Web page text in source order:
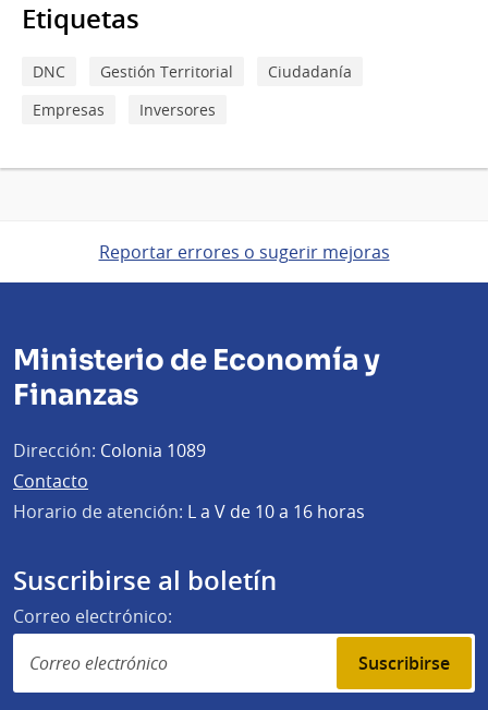
Etiquetas
DNC Gestión Territorial
Ciudadanía
Empresas
Inversores
Reportar errores o sugerir mejoras
Ministerio de Economía y
Finanzas
Dirección: Colonia 1089
Contacto
Horario de atención: L a V de 10 a 16 horas
Suscribirse al boletín
Correo electrónico:
Suscribirse